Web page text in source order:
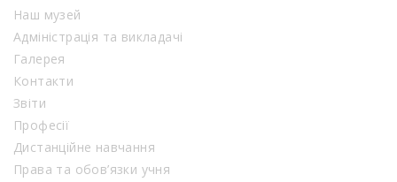
Наш музей
Адміністрація та викладачі
Галерея
Контакти
Звіти
Професії
Дистанційне навчання
Права та обов’язки учня